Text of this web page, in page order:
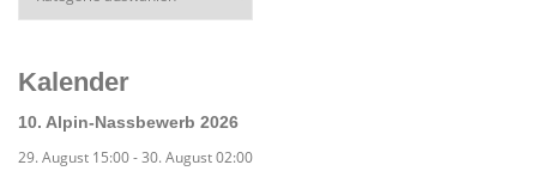
Kalender
10. Alpin-Nassbewerb 2026
29. August 15:00-30. August 02:00